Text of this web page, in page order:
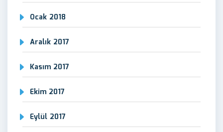
Ocak 2018
Aralık 2017
Kasım 2017
Ekim 2017
Eylül 2017